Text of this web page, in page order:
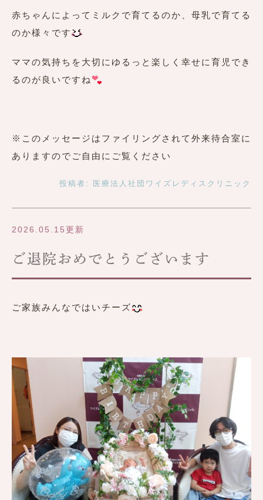
赤ちゃんによってミルクで育てるのか、母乳で育てる
のか様々です
ママの気持ちを大切にゆるっと楽しく幸せに育児でき
るのが良いですね
※このメッセージはファイリングされて外来待合室に
ありますのでご自由にご覧ください
投稿者: 医療法人社団ワイズレディスクリニック
2026.05.15更新
ご退院おめでとうございます
ご家族みんなではいチーズ